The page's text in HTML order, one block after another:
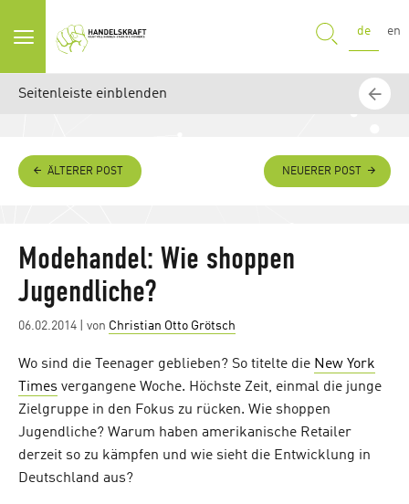
SUCHEde en
ÄLTERER POST NEUERER POST
Modehandel: Wie shoppen
Jugendliche?
Posted
06.02.2014 | von Christian Otto Grötsch
Wo sind die Teenager geblieben? So titelte die New York
Times vergangene Woche. Höchste Zeit, einmal die junge
Zielgruppe in den Fokus zu rücken. Wie shoppen
Jugendliche? Warum haben amerikanische Retailer
derzeit so zu kämpfen und wie sieht die Entwicklung in
Deutschland aus?
Seitenleiste einblenden